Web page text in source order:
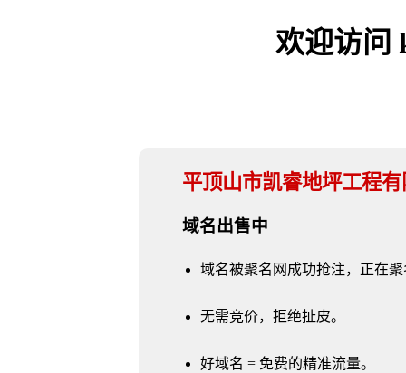
欢迎访问
平顶山市凯睿地坪工程
域名出售中
域名被聚名网成功抢注，正在
无需竞价，拒绝扯皮。
好域名 = 免费的精准流量。